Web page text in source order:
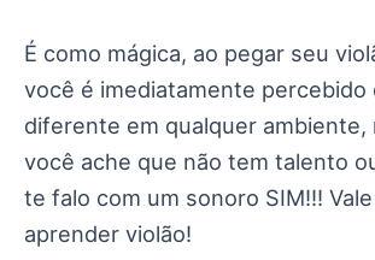
É como mágica, ao pegar seu
você é imediatamente percebido
diferente em qualquer ambiente,
você ache que não tem talento
te falo com um sonoro SIM!!!
aprender violão!